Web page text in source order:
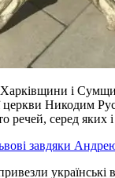
і
церкви Никодим
речей, серед яких
завдяки
українські